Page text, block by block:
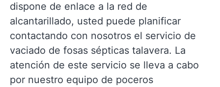
dispone de enlace a la red de
alcantarillado, usted puede planificar
contactando con nosotros el servicio de
vaciado de fosas sépticas talavera. La
atención de este servicio se lleva a cabo
por nuestro equipo de poceros